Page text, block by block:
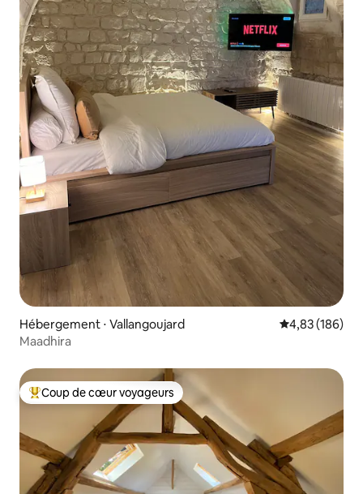
Hébergement ⋅ Vallangoujard Évaluation
4,83 (186)
Maadhira
Coups de cœur voyageurs les plus appréciés
Coup de cœur voyageurs